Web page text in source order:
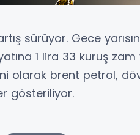
sürüyor. Gece
1 lira 33 kuruş
olarak brent petrol,
gösteriliyor.